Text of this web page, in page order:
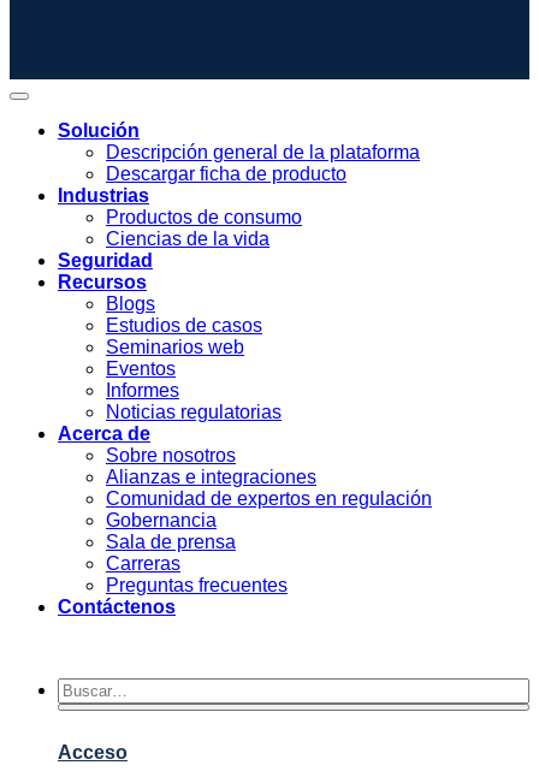
Solución
Descripción general de la plataforma
Descargar ficha de producto
Industrias
Productos de consumo
Ciencias de la vida
Seguridad
Recursos
Blogs
Estudios de casos
Seminarios web
Eventos
Informes
Noticias regulatorias
Acerca de
Sobre nosotros
Alianzas e integraciones
Comunidad de expertos en regulación
Gobernancia
Sala de prensa
Carreras
Preguntas frecuentes
Contáctenos
Acceso